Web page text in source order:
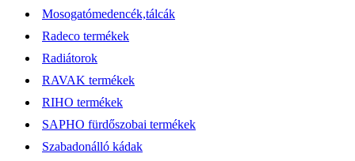
Mosogatómedencék,tálcák
Radeco termékek
Radiátorok
RAVAK termékek
RIHO termékek
SAPHO fürdőszobai termékek
Szabadonálló kádak